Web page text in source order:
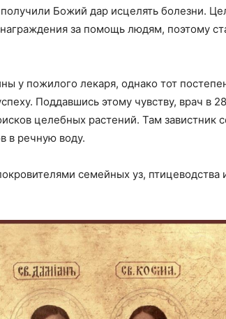
Божий дар исцелять болезни.
за помощь людям, поэтому
у пожилого лекаря, однако тот
Поддавшись этому чувству, врач в
целебных растений. Там завистник
в речную воду.
семейных уз, птицеводства